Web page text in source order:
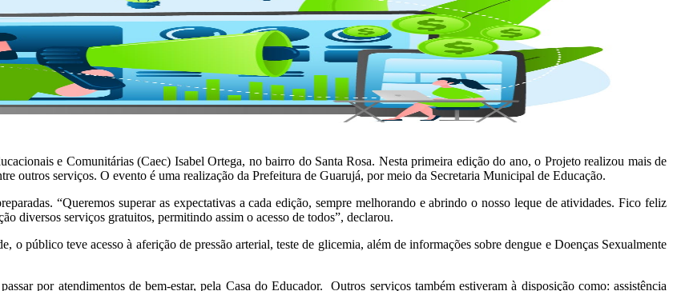
e Comunitárias (Caec) Isabel Ortega, no bairro do Santa Rosa. Nesta primeira edição do ano, o Projeto realizou mais de
outros serviços. O evento é uma realização da Prefeitura de Guarujá, por meio da Secretaria Municipal de Educação.
“Queremos superar as expectativas a cada edição, sempre melhorando e abrindo o nosso leque de atividades. Fico feliz
diversos serviços gratuitos, permitindo assim o acesso de todos”, declarou.
o público teve acesso à aferição de pressão arterial, teste de glicemia, além de informações sobre dengue e Doenças Sexualmente
por atendimentos de bem-estar, pela Casa do Educador. Outros serviços também estiveram à disposição como: assistência